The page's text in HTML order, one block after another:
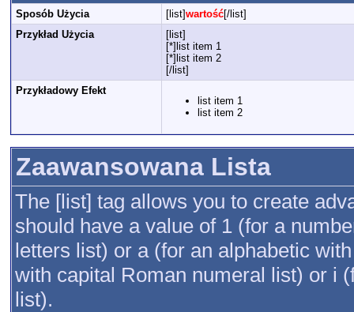
Sposób Użycia [list]wartość[/list]
Przykład Użycia
[list]
[*]list item 1
[*]list item 2
[/list]
Przykładowy Efekt
list item 1
list item 2
Zaawansowana Lista
The [list] tag allows you to create
should have a value of 1 (for a
letters list) or a (for an alphabetic
with capital Roman numeral list) or i
list).